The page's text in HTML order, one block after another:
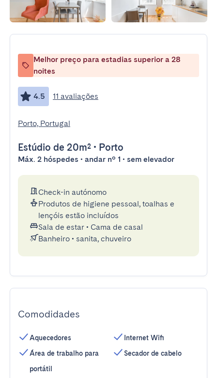
Melhor preço para estadias superior a 28
noites
4.5 11 avaliações
Porto, Portugal
Estúdio de 20m² • Porto
Máx. 2 hóspedes • andar nº 1 • sem elevador
Check-in autónomo
Produtos de higiene pessoal, toalhas e
lençóis estão incluídos
Sala de estar • Cama de casal
Banheiro • sanita, chuveiro
Comodidades
Aquecedores
Área de trabalho para
portátil
Internet Wifi
Secador de cabelo